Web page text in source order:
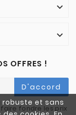
robuste et sans


OFFRES !
D'accord
fondre les prix